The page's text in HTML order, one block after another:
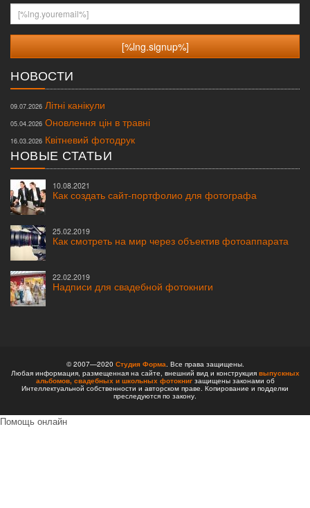
[%lng.youremail%]
НОВОСТИ
09.07.2026 Літні канікули
05.04.2026 Оновлення цін в травні
16.03.2026 Квітневий фотодрук
НОВЫЕ СТАТЬИ
10.08.2021
Как создать сайт-портфолио для фотографа
25.02.2019
Как смотреть на мир через объектив фотоаппарата
22.02.2019
Надписи для свадебной фотокниги
© 2007—2020 Студия Форма . Все права защищены.
Любая информация, размещенная на сайте, внешний вид и конструкция выпускных
альбомов, свадебных и школьных фотокнигзащищены законами об
Интеллектуальной собственности и авторском праве. Копирование и подделки
преследуются по закону.
Помощь онлайн